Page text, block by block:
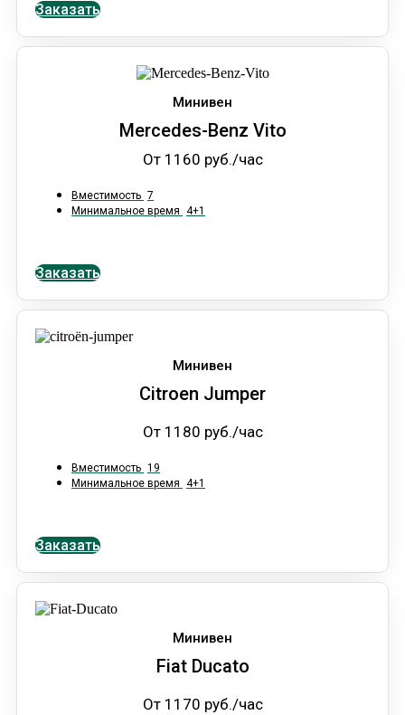
Заказать
Минивен
Mercedes-Benz Vito
От 1160 руб./час
Вместимость 7
Минимальное время 4+1
Заказать
Минивен
Citroen Jumper
От 1180 руб./час
Вместимость 19
Минимальное время 4+1
Заказать
Минивен
Fiat Ducato
От 1170 руб./час